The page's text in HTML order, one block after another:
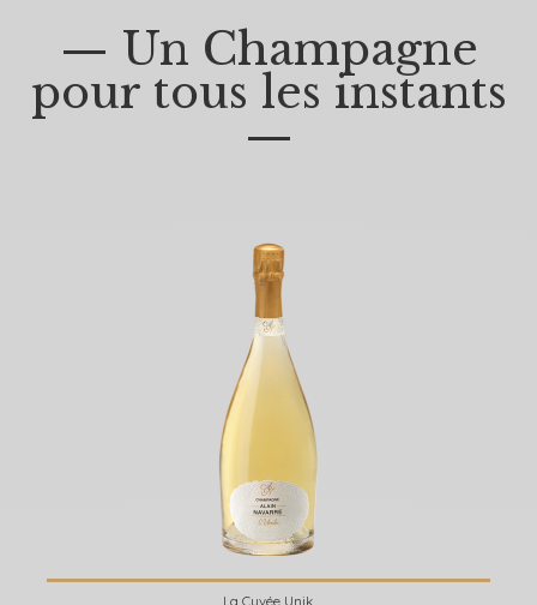
— Un Champagne
pour tous les instants
—
La Cuvée Unik